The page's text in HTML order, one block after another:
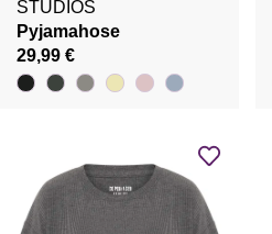
STUDIOS
Pyjamahose
29,99 €